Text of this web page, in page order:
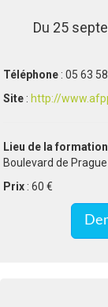
Du 25
Téléphone : 05 63
Site : http://
Lieu de la formation
Boulevard de
Prix : 60 €